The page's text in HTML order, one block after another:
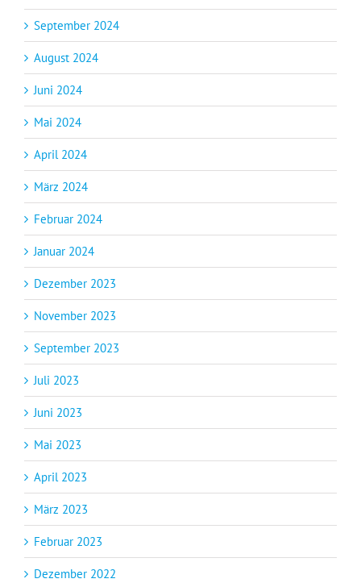
September 2024
August 2024
Juni 2024
Mai 2024
April 2024
März 2024
Februar 2024
Januar 2024
Dezember 2023
November 2023
September 2023
Juli 2023
Juni 2023
Mai 2023
April 2023
März 2023
Februar 2023
Dezember 2022